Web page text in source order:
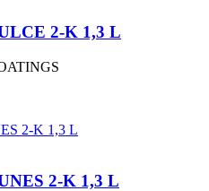
2-K 1,3 L
2-K 1,3 L